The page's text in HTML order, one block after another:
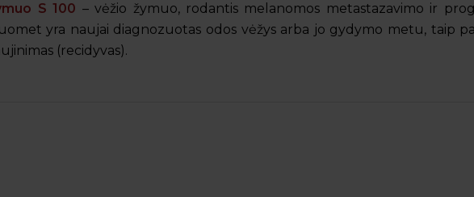
S 100 – vėžio žymuo, rodantis melanomos metastazavimo ir
yra naujai diagnozuotas odos vėžys arba jo gydymo metu, taip
(recidyvas).